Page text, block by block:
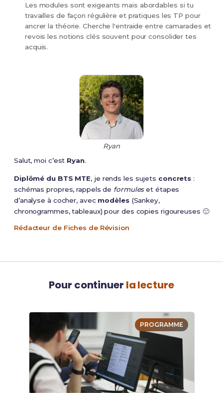
Les modules sont exigeants mais abordables si tu
travailles de façon régulière et pratiques les TP pour
ancrer la théorie. Cherche l'entraide entre camarades et
revois les notions clés souvent pour consolider tes
acquis.
Ryan
Salut, moi c’est Ryan.
Diplômé du BTS MTE, je rends les sujets concrets :
schémas propres, rappels de formuleset étapes
d’analyse à cocher, avec modèles(Sankey,
chronogrammes, tableaux) pour des copies rigoureuses 🙂
Rédacteur de Fiches de Révision
Pour continuer la lecture
PROGRAMME